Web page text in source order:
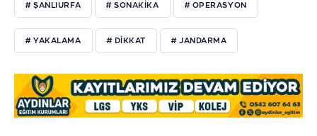
# ŞANLIURFA # SONAKIKA # OPERASYON
# YAKALAMA # DIKKAT # JANDARMA